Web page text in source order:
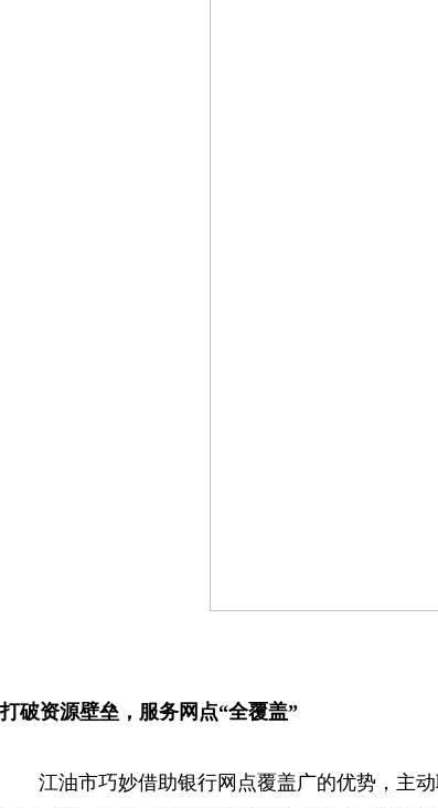
打破资源壁垒，服务网点“全覆盖”
江油市巧妙借助银行网点覆盖广的优势，主